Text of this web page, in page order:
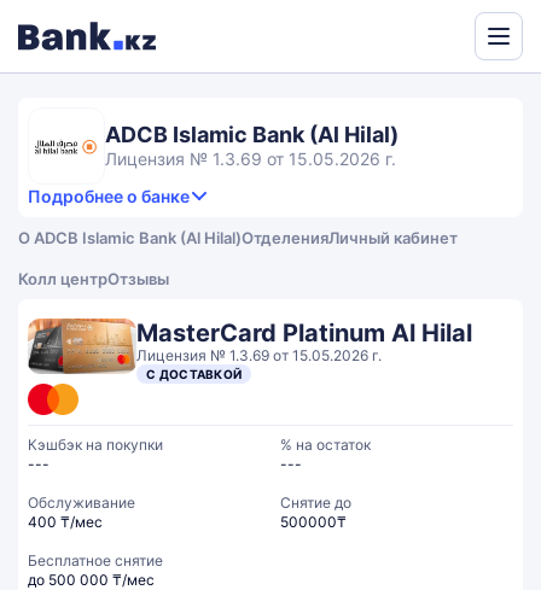
ADCB Islamic Bank (Al Hilal)
Лицензия № 1.3.69 от 15.05.2026 г.
Подробнее о банке
4.6
4,6
rating
Продукты и услуги
О ADCB Islamic Bank (Al Hilal)ОтделенияЛичный кабинет
Колл центрОтзывы
MasterCard Platinum Al Hilal
Лицензия № 1.3.69 от 15.05.2026 г.
С ДОСТАВКОЙ
Кэшбэк на покупки
---
% на остаток
---
Обслуживание
400 ₸/мес
Cнятие до
500000₸
Бесплатное снятие
до 500 000 ₸/мес